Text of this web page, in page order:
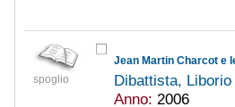
spoglio
Jean Martin Charcot e
Dibattista, Liborio
Anno: 2006